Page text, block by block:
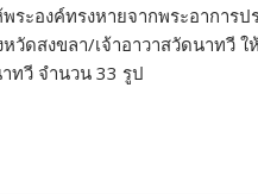
ระองค์ทรงหายจากพระอาการ
ดสงขลา/เจ้าอาวาสวัดนาทวี
ทวี จำนวน 33 รูป